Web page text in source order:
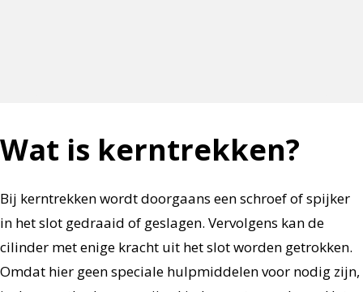
Wat is kerntrekken?
Bij kerntrekken wordt doorgaans een schroef of spijker
in het slot gedraaid of geslagen. Vervolgens kan de
cilinder met enige kracht uit het slot worden getrokken.
Omdat hier geen speciale hulpmiddelen voor nodig zijn,